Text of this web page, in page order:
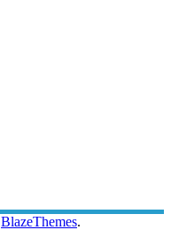
BlazeThemes.